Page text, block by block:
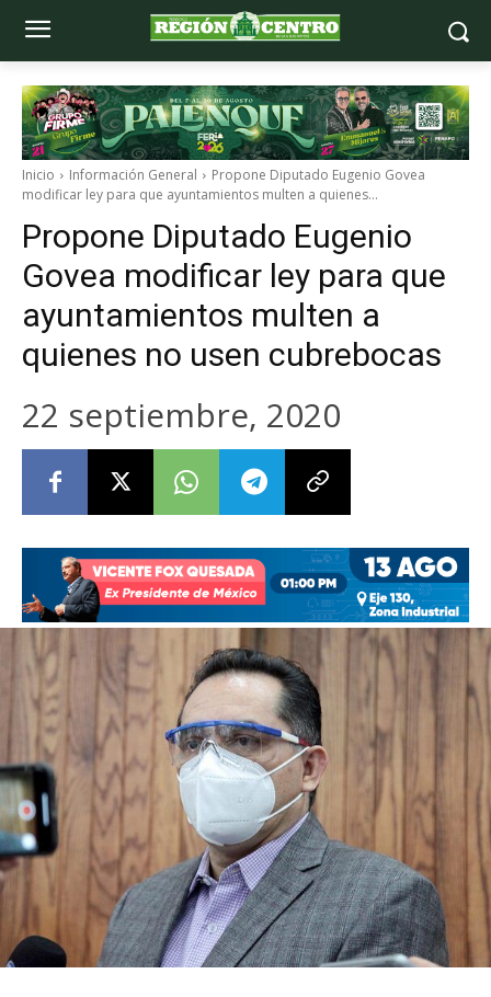
Inicio Información General
Propone Diputado Eugenio Govea
modificar ley para que ayuntamientos multen a quienes...
Propone Diputado Eugenio
Govea modificar ley para que
ayuntamientos multen a
quienes no usen cubrebocas
22 septiembre, 2020